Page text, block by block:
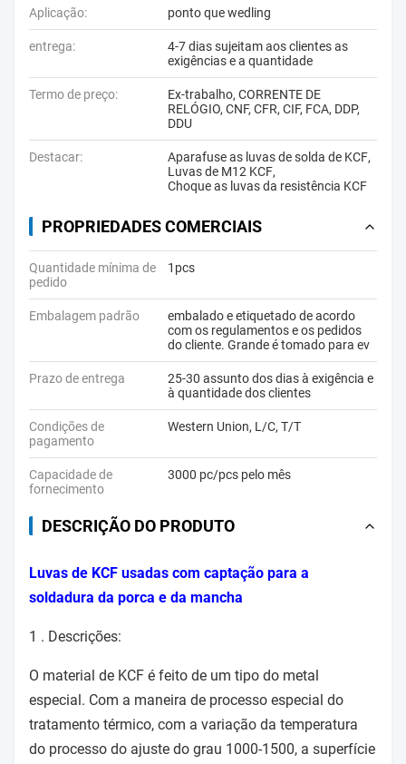
Aplicação: ponto que wedling
entrega:
4-7 dias sujeitam aos clientes as
exigências e a quantidade
Termo de preço:
Ex-trabalho, CORRENTE DE
RELÓGIO, CNF, CFR, CIF, FCA, DDP,
DDU
Destacar: Aparafuse as luvas de solda de KCF,
Luvas de M12 KCF,
Choque as luvas da resistência KCF
PROPRIEDADES COMERCIAIS
Quantidade mínima de
pedido
1pcs
Embalagem padrão
embalado e etiquetado de acordo
com os regulamentos e os pedidos
do cliente. Grande é tomado para ev
Prazo de entrega
25-30 assunto dos dias à exigência e
à quantidade dos clientes
Condições de
pagamento
Western Union, L/C, T/T
Capacidade de
fornecimento
3000 pc/pcs pelo mês
DESCRIÇÃO DO PRODUTO
Luvas de KCF usadas com captação para a
soldadura da porca e da mancha
1 . Descrições:
O material de KCF é feito de um tipo do metal
especial. Com a maneira de processo especial do
tratamento térmico, com a variação da temperatura
do processo do ajuste do grau 1000-1500, a superfície